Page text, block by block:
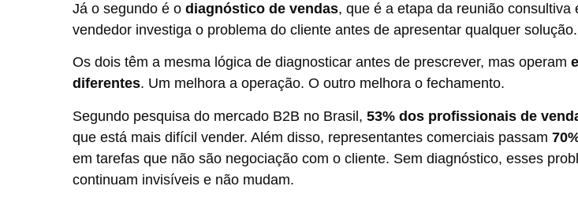
Já o segundo é o diagnóstico de vendas, que é a etapa da reunião consultiva
vendedor investiga o problema do cliente antes de apresentar qualquer solução.
Os dois têm a mesma lógica de diagnosticar antes de prescrever, mas operam
diferentes. Um melhora a operação. O outro melhora o fechamento.
Segundo pesquisa do mercado B2B no Brasil, 53% dos profissionais de
que está mais difícil vender. Além disso, representantes comerciais passam
em tarefas que não são negociação com o cliente. Sem diagnóstico, esses
continuam invisíveis e não mudam.